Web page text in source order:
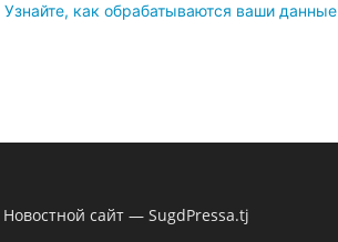
Узнайте, как обрабатываются ваши данные
Новостной сайт — SugdPressa.tj